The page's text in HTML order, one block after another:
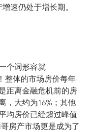
速仍处于增长期。
个词形容就
体的市场房价每年
距离金融危机前的房
，大约为16%；其他
均房价已经超过峰值
房产市场更是成为了